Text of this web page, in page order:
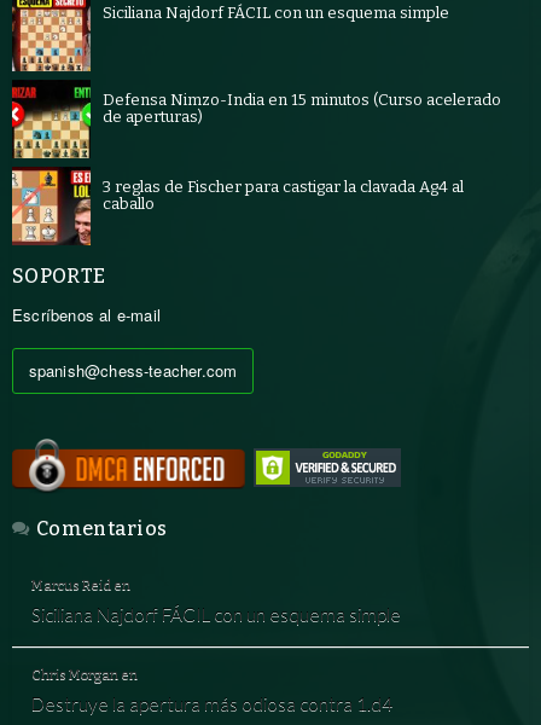
Siciliana Najdorf FÁCIL con un esquema simple
Defensa Nimzo-India en 15 minutos (Curso acelerado
de aperturas)
3 reglas de Fischer para castigar la clavada Ag4 al
caballo
SOPORTE
Escríbenos al e-mail
spanish@chess-teacher.com
Comentarios
Marcus Reiden
Siciliana Najdorf FÁCIL con un esquema simple
Chris Morgan en
Destruye la apertura más odiosa contra 1.d4